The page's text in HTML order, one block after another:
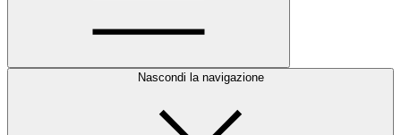
Nascondi la navigazione